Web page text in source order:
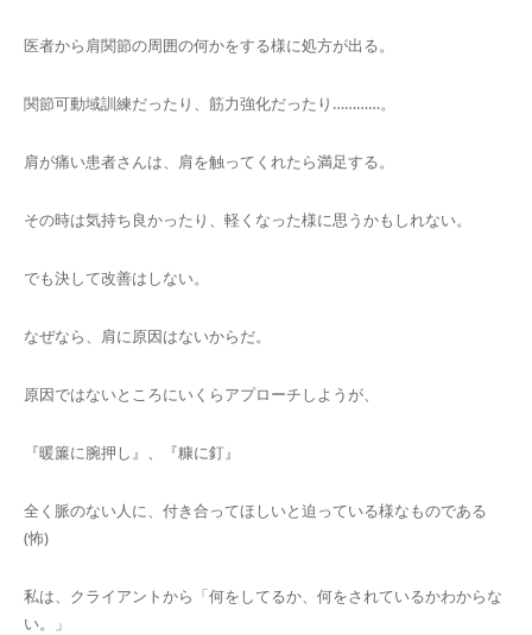
医者から肩関節の周囲の何かをする様に処方が出る。
関節可動域訓練だったり、筋力強化だったり…………。
肩が痛い患者さんは、肩を触ってくれたら満足する。
その時は気持ち良かったり、軽くなった様に思うかもしれない。
でも決して改善はしない。
なぜなら、肩に原因はないからだ。
原因ではないところにいくらアプローチしようが、
『暖簾に腕押し』、『糠に釘』
全く脈のない人に、付き合ってほしいと迫っている様なものである
(怖)
私は、クライアントから「何をしてるか、何をされているかわからな
い。」